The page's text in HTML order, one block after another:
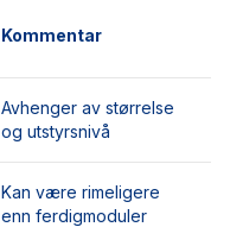
Kommentar
Avhenger av størrelse
og utstyrsnivå
Kan være rimeligere
enn ferdigmoduler